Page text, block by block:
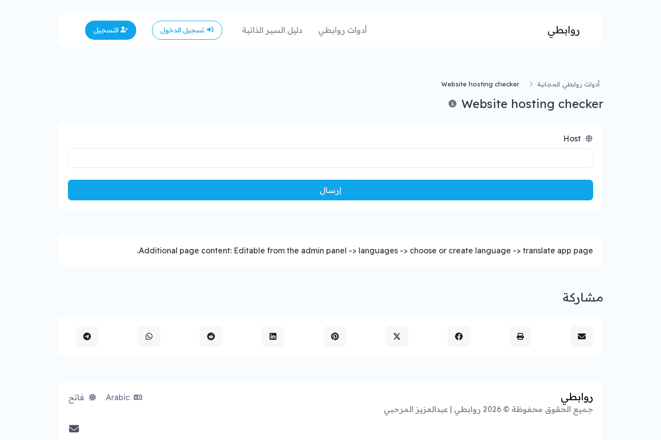
روابطي أدوات روابطي دليل السير الذاتية تسجيل الدخول التسجيل
أدوات روابطي المجانية Website hosting checker
Website hosting checker
Host
إرسال
Additional page content: Editable from the admin panel -> languages -> choose or create language -> translate app page.
مشاركة
روابطي
جميع الحقوق محفوظة © 2026 روابطي | عبدالعزيز المرحبي
Arabic فاتح